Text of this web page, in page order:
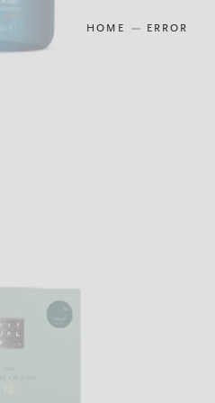
HOME ERROR